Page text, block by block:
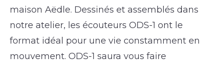
maison Aëdle. Dessinés et assemblés dans
notre atelier, les écouteurs ODS-1 ont le
format idéal pour une vie constamment en
mouvement. ODS-1 saura vous faire